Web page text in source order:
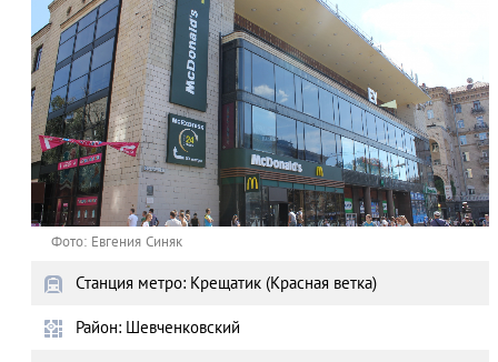
Фото: Евгения Синяк
Станция метро: Крещатик (Красная ветка)
Район: Шевченковский